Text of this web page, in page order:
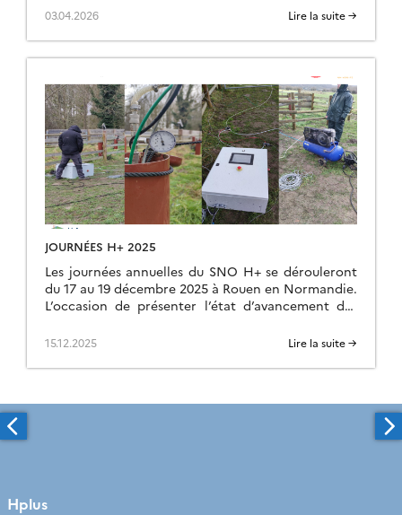
comme intervenantes principales Julie Gobert,
LEESU, et Ghozlane Fleury, professeure de
psychologie sociale et […]
03.04.2026 Lire la suite →
JOURNÉES H+ 2025
Les journées annuelles du SNO H+ se dérouleront
du 17 au 19 décembre 2025 à Rouen en Normandie.
L’occasion de présenter l’état d’avancement des
de proposer de nouveaux thèmes et projets
sur les échanges à mettre en place et/ou en […]
15.12.2025 Lire la suite →
Hplus